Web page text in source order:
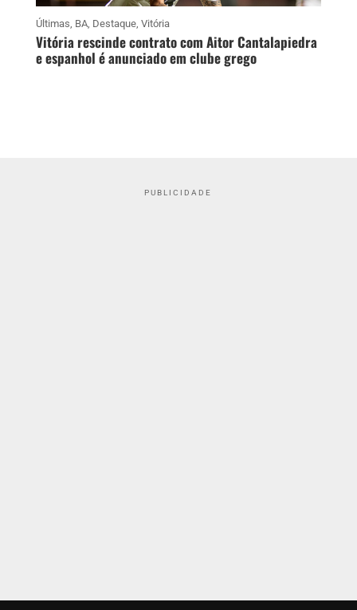
Últimas, BA, Destaque, Vitória
Vitória rescinde contrato com Aitor Cantalapiedra
e espanhol é anunciado em clube grego
PUBLICIDADE